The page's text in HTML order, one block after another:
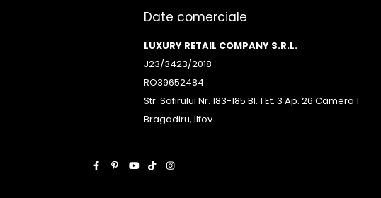
Date comerciale
LUXURY RETAIL COMPANY S.R.L.
J23/3423/2018
RO39652484
Str. Safirului Nr. 183-185 Bl. 1 Et. 3 Ap. 26 Camera 1
Bragadiru, Ilfov